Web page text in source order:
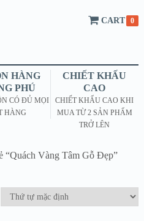
CART 0
HÀNG
PHÚ
CÓ ĐỦ MỌI
HÀNG
CHIẾT KHẤU
CAO
CHIẾT KHẤU CAO KHI
MUA TỪ 2 SẢN PHẨM
TRỞ LÊN
“Quách Vàng Tâm Gỗ Đẹp”